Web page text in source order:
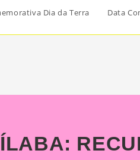
Dia da Terra Data